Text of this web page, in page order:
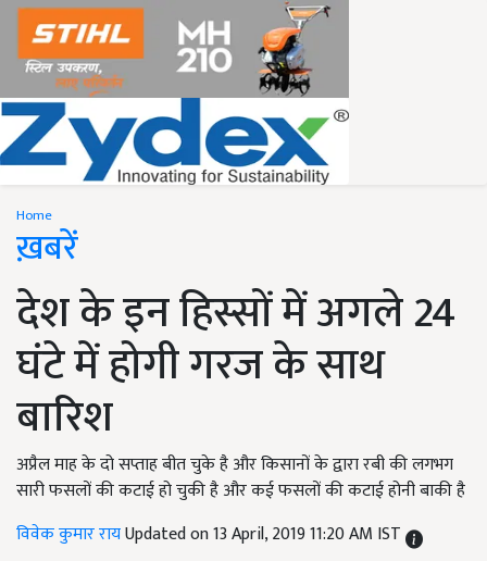
Home
ख़बरें
देश के इन हिस्सों में अगले 24
घंटे में होगी गरज के साथ
बारिश
अप्रैल माह के दो सप्ताह बीत चुके है और किसानों के द्वारा रबी की लगभग
सारी फसलों की कटाई हो चुकी है और कई फसलों की कटाई होनी बाकी है
विवेक कुमार रायUpdated on 13 April, 2019 11:20 AM IST